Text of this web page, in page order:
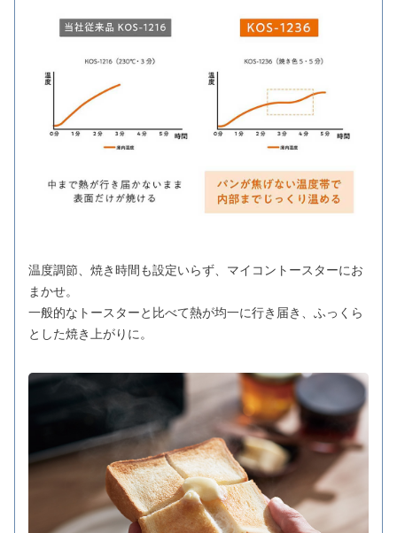
温度調節、焼き時間も設定いらず、マイコントースターにお
まかせ。
一般的なトースターと比べて熱が均一に行き届き、ふっくら
とした焼き上がりに。